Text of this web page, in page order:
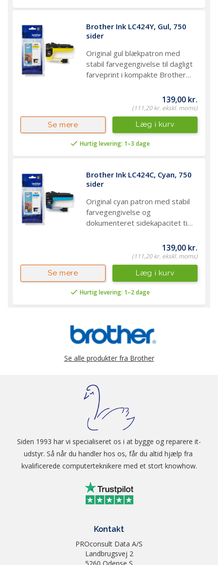
Brother Ink LC424Y, Gul, 750
sider
Original gul blækpatron med
stabil farvegengivelse til dagligt
farveprint i kompakte Brother
139,00 kr.
(111,20 kr. ekskl. moms)
Hurtig levering: 1–3 dage
Læg i kurv
Se mere
Brother Ink LC424C, Cyan, 750
sider
Original cyan patron med stabil
farvegengivelse og
dokumenteret sidekapacitet til
139,00 kr.
(111,20 kr. ekskl. moms)
Hurtig levering: 1–2 dage
Læg i kurv
Se mere
Se alle produkter fra Brother
Siden 1993 har vi specialiseret os i at bygge og reparere it-
udstyr. Så når du handler hos os, får du altid hjælp fra
kvalificerede computerteknikere med et stort knowhow.
Kontakt
PROconsult Data A/S
Landbrugsvej 2